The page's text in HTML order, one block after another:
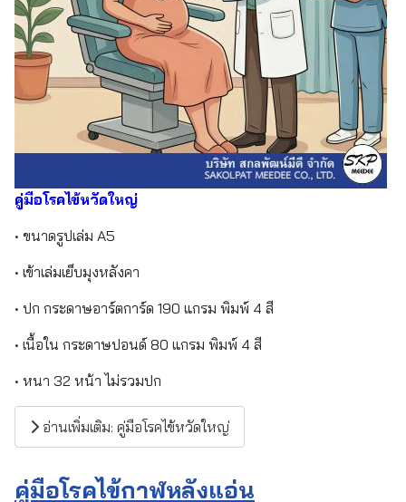
คู่มือโรคไข้หวัดใหญ่
• ขนาดรูปเล่ม A5
• เข้าเล่มเย็บมุงหลังคา
• ปก กระดาษอาร์ตการ์ด 190 แกรม พิมพ์ 4 สี
• เนื้อใน กระดาษปอนด์ 80 แกรม พิมพ์ 4 สี
• หนา 32 หน้า ไม่รวมปก
อ่านเพิ่มเติม: คู่มือโรคไข้หวัดใหญ่
คู่มือโรคไข้กาฬหลังแอ่น